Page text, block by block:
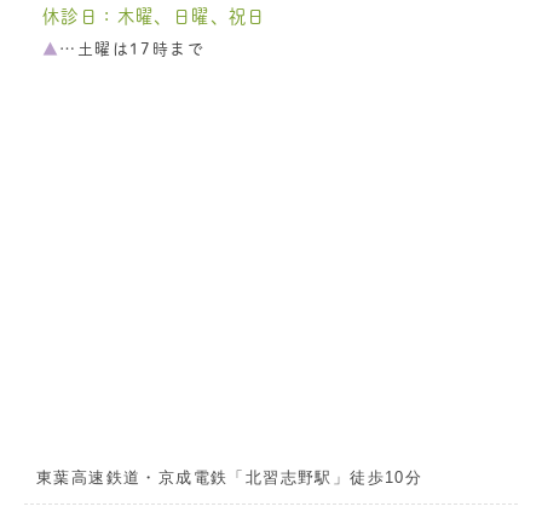
休診日：木曜、日曜、祝日
▲ …土曜は17時まで
東葉高速鉄道・京成電鉄「北習志野駅」徒歩10分